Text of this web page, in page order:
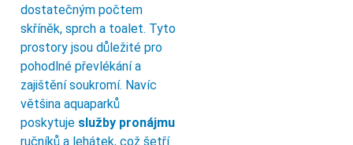
dostatečným počtem
skříněk, sprch a toalet. Tyto
prostory jsou důležité pro
pohodlné převlékání a
zajištění soukromí. Navíc
většina aquaparků
poskytuje služby pronájmu
ručníků a lehátek, což šetří